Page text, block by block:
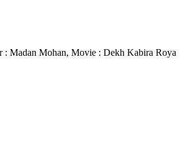
: Madan Mohan, Movie : Dekh Kabira Roya